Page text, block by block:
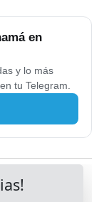
en
y lo más
tu Telegram.